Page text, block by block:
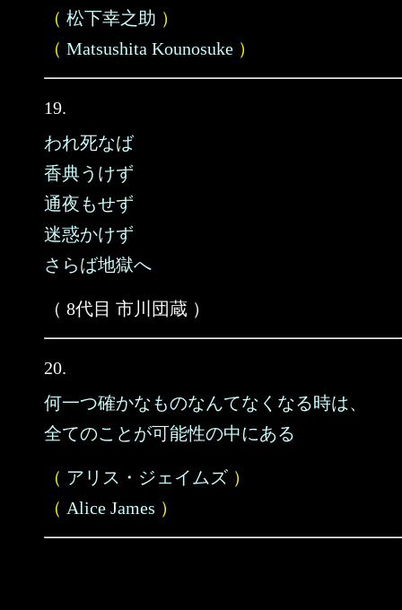
（ 松下幸之助 ）
（ Matsushita Kounosuke ）
19.
われ死なば
香典うけず
通夜もせず
迷惑かけず
さらば地獄へ
（ 8代目 市川団蔵 ）
20.
何一つ確かなものなんてなくなる時は、
全てのことが可能性の中にある
（ アリス・ジェイムズ ）
（ Alice James ）